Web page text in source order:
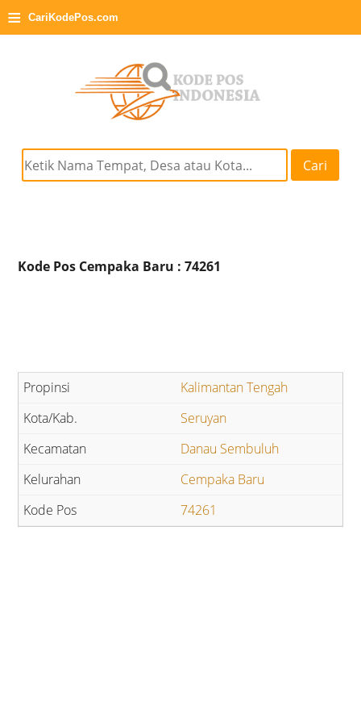
≡ CariKodePos.com
Cari
Kode Pos Cempaka Baru : 74261
Kalimantan Tengah
Seruyan
Danau Sembuluh
Cempaka Baru
74261